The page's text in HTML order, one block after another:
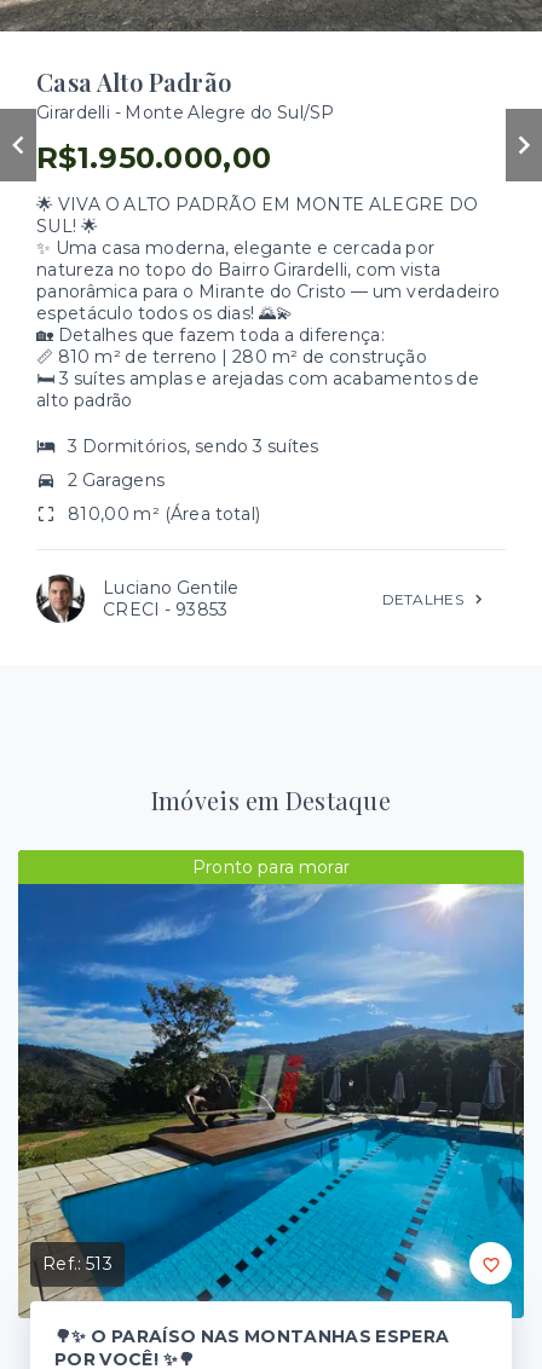
Casa Alto Padrão
Girardelli - Monte Alegre do Sul/SP
R$1.950.000,00
🌟 VIVA O ALTO PADRÃO EM MONTE ALEGRE DO
SUL! 🌟
✨ Uma casa moderna, elegante e cercada por
natureza no topo do Bairro Girardelli, com vista
panorâmica para o Mirante do Cristo — um verdadeiro
espetáculo todos os dias! 🌄💫
🏡 Detalhes que fazem toda a diferença:
📏 810 m² de terreno | 280 m² de construção
🛏️ 3 suítes amplas e arejadas com acabamentos de
alto padrão
3 Dormitórios, sendo 3 suítes
2 Garagens
810,00 m² (Área total)
Luciano Gentile
CRECI - 93853 DETALHES
Imóveis em Destaque
Pronto para morar
Ref.:513
🌳✨ O PARAÍSO NAS MONTANHAS ESPERA
POR VOCÊ! ✨🌳